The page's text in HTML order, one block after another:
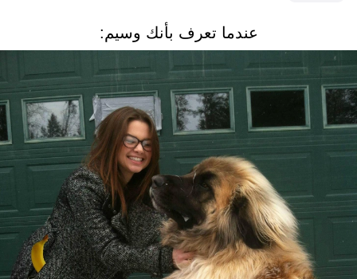
عندما تعرف بأنك وسيم: